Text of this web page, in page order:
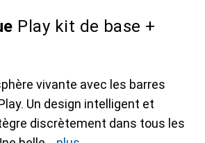
Play kit de base +
vivante avec les barres
Un design intelligent et
discrètement dans tous les